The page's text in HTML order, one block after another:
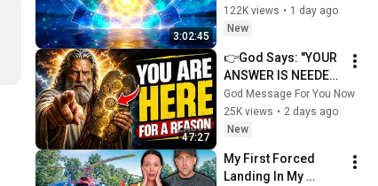
3:02:45
Clearing and
Protection - 417Hz
122K views • 1 day ago
New
47:27
👉God Says: "YOUR
ANSWER IS NEEDED
TODAY" | God
Message Today |
Gods Message Now
God Message For You Now
25K views • 2 days ago
New
My First Forced
Landing In My